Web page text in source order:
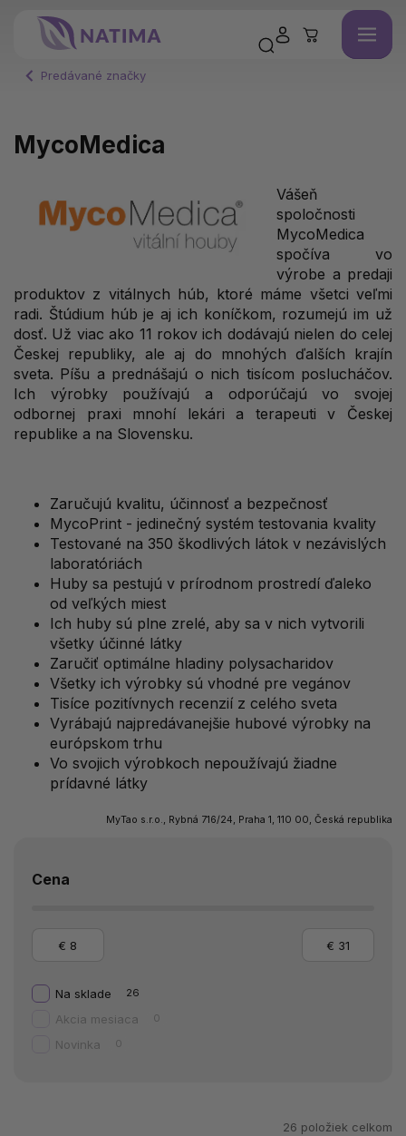
Predávané značky
MycoMedica
Vášeň
spoločnosti
MycoMedica
spočíva vo
výrobe a predaji
produktov z vitálnych húb, ktoré máme všetci veľmi
radi. Štúdium húb je aj ich koníčkom, rozumejú im už
dosť. Už viac ako 11 rokov ich dodávajú nielen do celej
Českej republiky, ale aj do mnohých ďalších krajín
sveta. Píšu a prednášajú o nich tisícom poslucháčov.
Ich výrobky používajú a odporúčajú vo svojej
odbornej praxi mnohí lekári a terapeuti v Českej
republike a na Slovensku.
Zaručujú kvalitu, účinnosť a bezpečnosť
MycoPrint - jedinečný systém testovania kvality
Testované na 350 škodlivých látok v nezávislých
laboratóriách
Huby sa pestujú v prírodnom prostredí ďaleko
od veľkých miest
Ich huby sú plne zrelé, aby sa v nich vytvorili
všetky účinné látky
Zaručiť optimálne hladiny polysacharidov
Všetky ich výrobky sú vhodné pre vegánov
Tisíce pozitívnych recenzií z celého sveta
Vyrábajú najpredávanejšie hubové výrobky na
európskom trhu
Vo svojich výrobkoch nepoužívajú žiadne
prídavné látky
MyTao s.r.o., Rybná 716/24, Praha 1, 110 00, Česká republika
Cena
€ 8 € 31
Na sklade 26
Akcia mesiaca 0
Novinka 0
26 položiek celkom